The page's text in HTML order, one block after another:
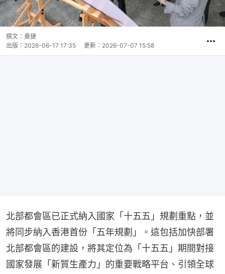
撰文： 黃捷
出版： 2026-06-17 17:35 更新： 2026-07-07 15:58
北部都會區已正式納入國家「十五五」規劃重點，並
將同步納入香港首份「五年規劃」。這包括加快部署
北部都會區的建設，將其定位為「十五五」期間對接
國家發展「新質生產力」的重要戰略平台、引領全球